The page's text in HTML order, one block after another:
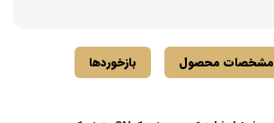
مشخصات محصول بازخوردها